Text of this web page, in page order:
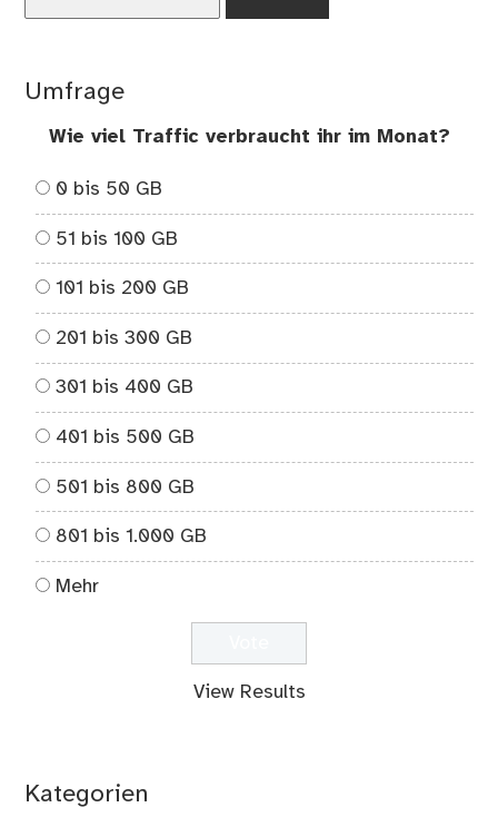
Umfrage
Wie viel Traffic verbraucht ihr im Monat?
0 bis 50 GB
51 bis 100 GB
101 bis 200 GB
201 bis 300 GB
301 bis 400 GB
401 bis 500 GB
501 bis 800 GB
801 bis 1.000 GB
Mehr
View Results
Kategorien